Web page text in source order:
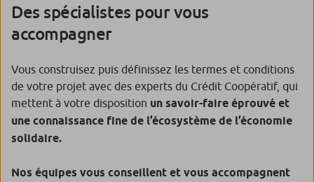
Des spécialistes pour vous
accompagner
Vous construisez puis définissez les termes et conditions
de votre projet avec des experts du Crédit Coopératif, qui
mettent à votre disposition un savoir-faire éprouvé et
une connaissance fine de l’écosystème de l’économie
solidaire.
Nos équipes vous conseillent et vous accompagnent